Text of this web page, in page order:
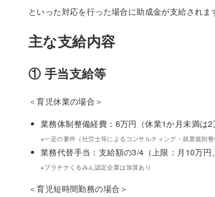
といった対応を行った場合に助成金が支給されま
主な支給内容
① 手当支給等
＜育児休業の場合＞
業務体制整備経費：6万円（休業1か月未満は2
※一定の要件（社労士等によるコンサルティング・就業規則
業務代替手当：支給額の3/4（上限：月10万円
※プラチナくるみん認定企業は加算あり
＜育児短時間勤務の場合＞